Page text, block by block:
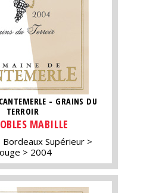
- GRAINS DU
TERROIR
MABILLE
Bordeaux Supérieur
2004